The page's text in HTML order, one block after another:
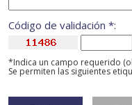
Código de validación *:
*Indica un campo requerido
Se permiten las siguientes